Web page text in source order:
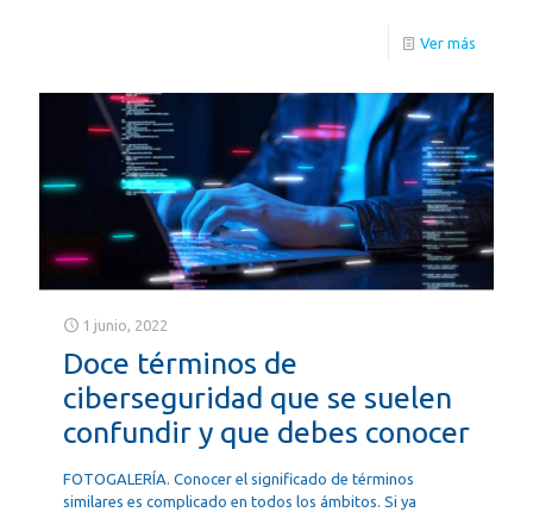
Ver más
1 junio, 2022
Doce términos de
ciberseguridad que se suelen
confundir y que debes conocer
FOTOGALERÍA. Conocer el significado de términos
similares es complicado en todos los ámbitos. Si ya